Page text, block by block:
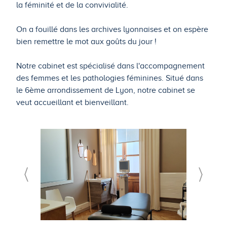
la féminité et de la convivialité.
On a fouillé dans les archives lyonnaises et on espère
bien remettre le mot aux goûts du jour !
Notre cabinet est spécialisé dans l'accompagnement
des femmes et les pathologies féminines. Situé dans
le 6ème arrondissement de Lyon, notre cabinet se
veut accueillant et bienveillant.